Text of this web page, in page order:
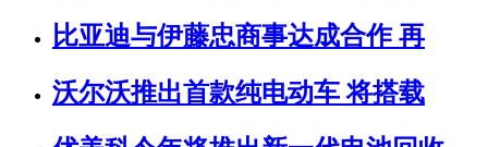
比亚迪与伊藤忠商事达成合作 再
沃尔沃推出首款纯电动车 将搭载